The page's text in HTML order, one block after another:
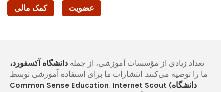
کمک مالی عضویت
تعداد زیادی از مؤسسات آموزشی، از جمله دانشگاه آکسفورد،
ما را توصیه می‌کنند. انتشارات ما برای استفاده آموزشی توسط
Common Sense Education، Internet Scout (دانشگاه